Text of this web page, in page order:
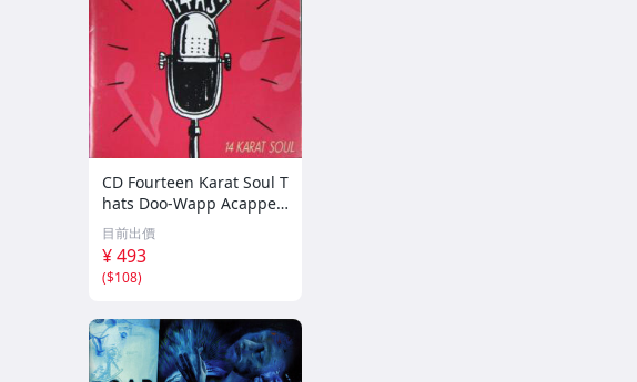
CD Fourteen Karat Soul T
hats Doo-Wapp Acappell
a PCCY00374 Canyon Int
ernational /00110
目前出價
¥ 493
($108)